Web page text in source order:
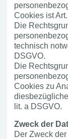
Cookies ist
Die
technisch
DSGVO.
Die
Cookies zu
lit. a DSGVO.
Zweck der
Der Zweck